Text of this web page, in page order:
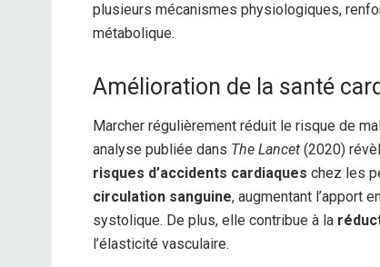
plusieurs mécanismes physiologiques,
métabolique.
Amélioration de la santé
Marcher régulièrement réduit le risque de
analyse publiée dans The Lancet (2020)
risques d’accidents cardiaques chez les
circulation sanguine, augmentant l’apport
systolique. De plus, elle contribue à la
l’élasticité vasculaire.